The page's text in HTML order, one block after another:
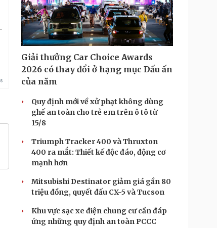
Giải thưởng Car Choice Awards
2026 có thay đổi ở hạng mục Dấu ấn
của năm
Quy định mới về xử phạt không dùng
ghế an toàn cho trẻ em trên ô tô từ
15/8
Triumph Tracker 400 và Thruxton
400 ra mắt: Thiết kế độc đáo, động cơ
mạnh hơn
Mitsubishi Destinator giảm giá gần 80
triệu đồng, quyết đấu CX-5 và Tucson
Khu vực sạc xe điện chung cư cần đáp
ứng những quy định an toàn PCCC